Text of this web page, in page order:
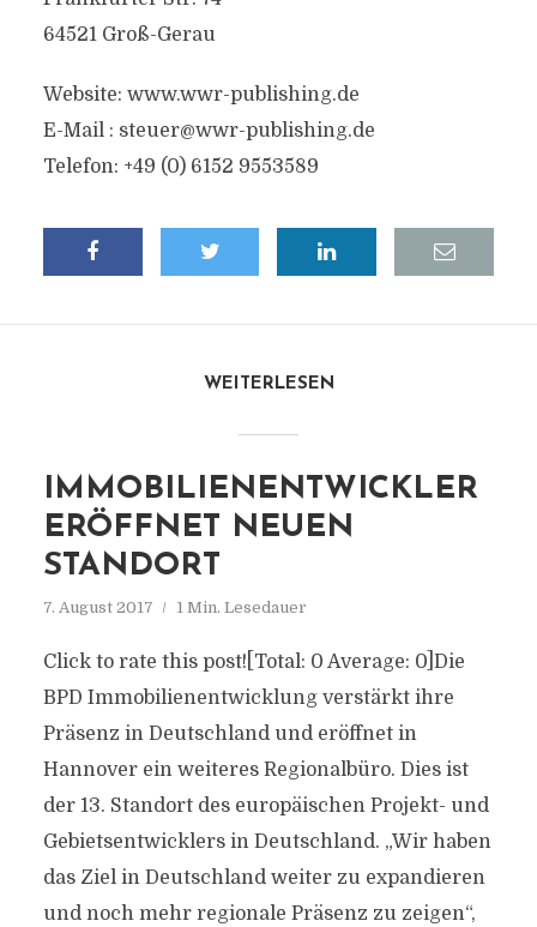
64521 Groß-Gerau
Website: www.wwr-publishing.de
E-Mail : steuer@wwr-publishing.de
Telefon: +49 (0) 6152 9553589
WEITERLESEN
IMMOBILIENENTWICKLER
ERÖFFNET NEUEN
STANDORT
7. August 2017 1 Min. Lesedauer
Click to rate this post![Total: 0 Average: 0]Die
BPD Immobilienentwicklung verstärkt ihre
Präsenz in Deutschland und eröffnet in
Hannover ein weiteres Regionalbüro. Dies ist
der 13. Standort des europäischen Projekt- und
Gebietsentwicklers in Deutschland. „Wir haben
das Ziel in Deutschland weiter zu expandieren
und noch mehr regionale Präsenz zu zeigen“,